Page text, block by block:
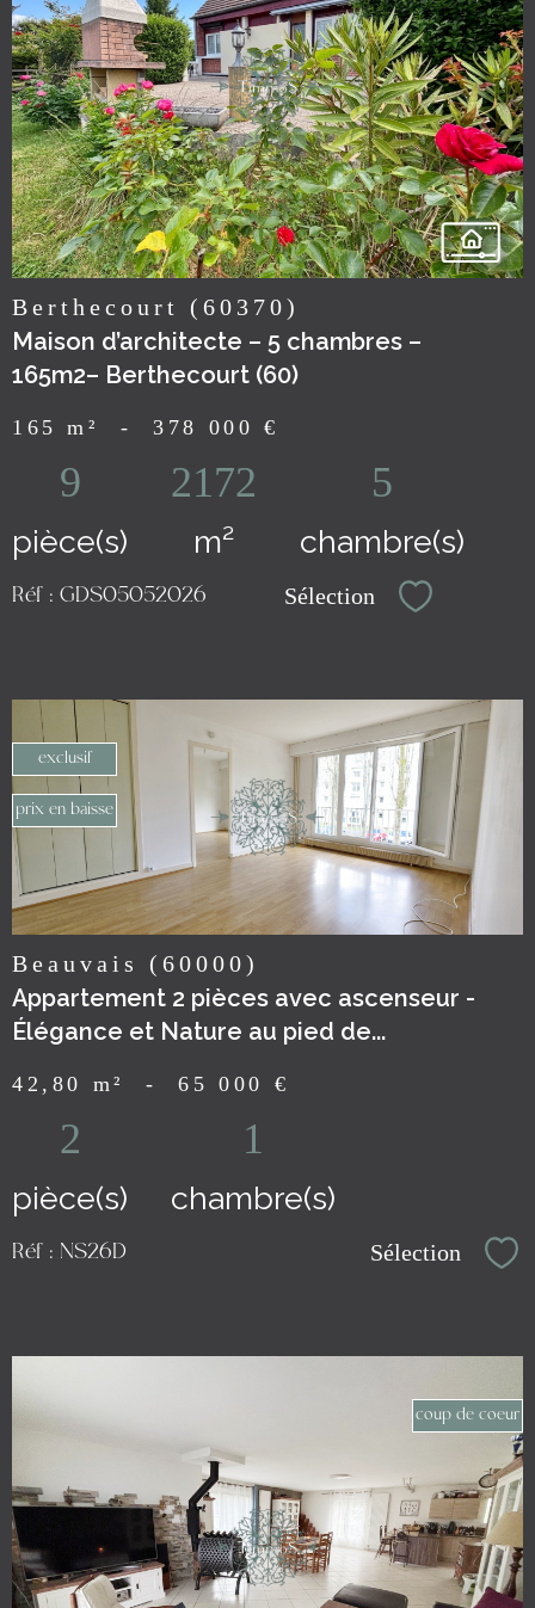
voir le
bien
Berthecourt (60370)
Maison d’architecte – 5 chambres –
165m2– Berthecourt (60)
165 m² - 378 000 €
9
pièce(s)
2172
m²
5
chambre(s)
Réf : GDS05052026 Sélection
exclusif
prix en baisse
voir le
bien
Beauvais (60000)
Appartement 2 pièces avec ascenseur -
Élégance et Nature au pied de...
42,80 m² - 65 000 €
2
pièce(s)
1
chambre(s)
Réf : NS26D Sélection
coup de coeur
voir le
bien